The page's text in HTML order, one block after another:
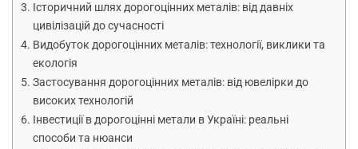
Історичний шлях дорогоцінних металів: від давніх
цивілізацій до сучасності
Видобуток дорогоцінних металів: технології, виклики та
екологія
Застосування дорогоцінних металів: від ювелірки до
високих технологій
Інвестиції в дорогоцінні метали в Україні: реальні
способи та нюанси